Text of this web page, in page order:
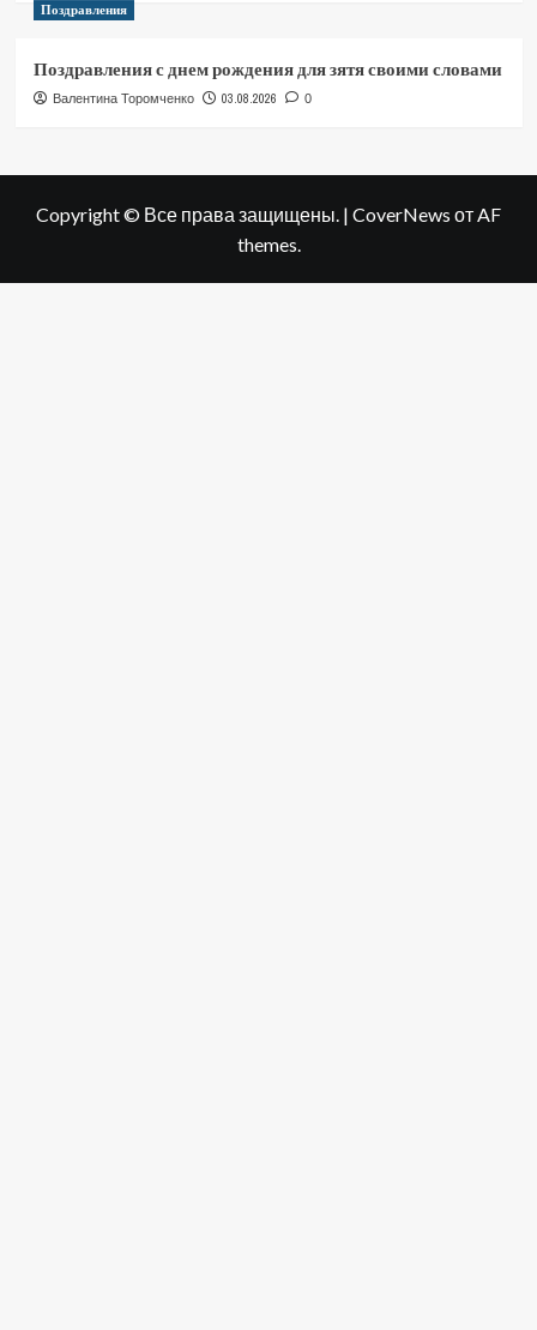
Поздравления
Поздравления с днем рождения для зятя своими словами
Валентина Торомченко 03.08.2026 0
Copyright © Все права защищены. | CoverNews от AF
themes.